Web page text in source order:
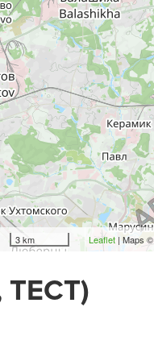
3 km Leaflet | Maps ©
ТЕСТ)